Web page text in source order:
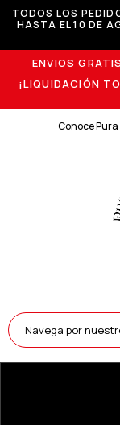
TODOS LOS
HASTA EL 10 DE
ENVIOS
¡LIQUIDACIÓN
Conoce